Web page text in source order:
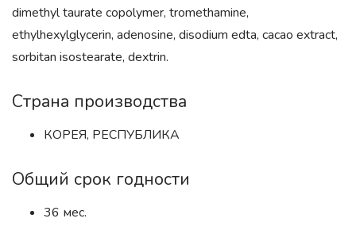
dimethyl taurate copolymer, tromethamine,
ethylhexylglycerin, adenosine, disodium edta, cacao extract,
sorbitan isostearate, dextrin.
Страна производства
КОРЕЯ, РЕСПУБЛИКА
Общий срок годности
36 мес.